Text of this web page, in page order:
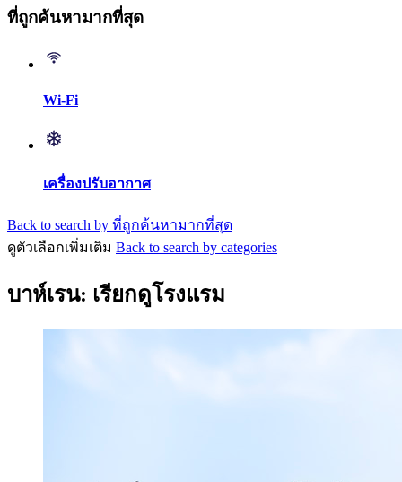
ที่ถูกค้นหามากที่สุด
Wi-Fi
เครื่องปรับอากาศ
Back to search by ที่ถูกค้นหามากที่สุด
ดูตัวเลือกเพิ่มเติม Back to search by categories
บาห์เรน: เรียกดูโรงแรม